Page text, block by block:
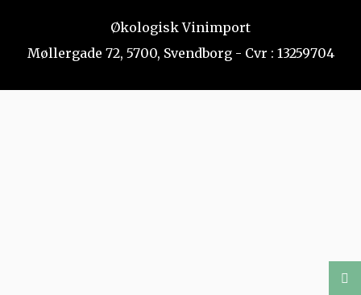
Økologisk Vinimport
Møllergade 72, 5700, Svendborg - Cvr : 13259704